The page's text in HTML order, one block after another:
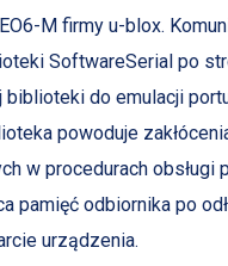
M firmy u-blox.
SoftwareSerial po
biblioteki do emulacji
powoduje
w procedurach obsługi
pamięć odbiornika po
urządzenia.